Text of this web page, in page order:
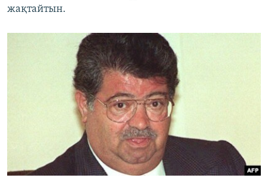
жақтайтын.